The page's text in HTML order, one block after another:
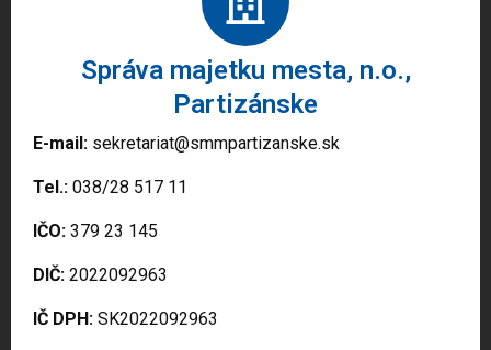
Správa majetku mesta, n.o.,
Partizánske
E-mail: sekretariat@smmpartizanske.sk
Tel.: 038/28 517 11
IČO: 379 23 145
DIČ: 2022092963
IČ DPH: SK2022092963